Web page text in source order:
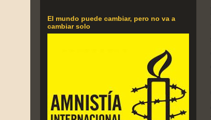
El mundo puede cambiar, pero no va a
cambiar solo